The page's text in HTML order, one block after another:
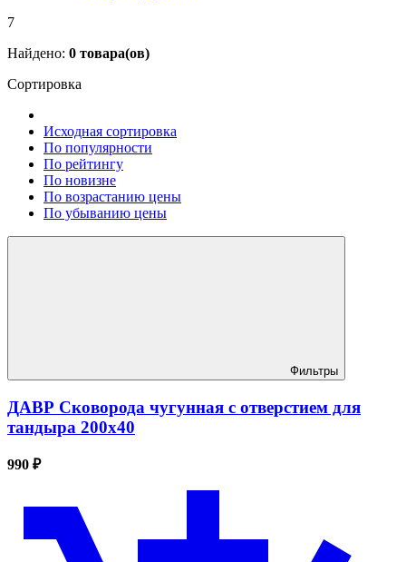
7
Найдено: 0 товара(ов)
Сортировка
Исходная сортировка
По популярности
По рейтингу
По новизне
По возрастанию цены
По убыванию цены
Фильтры
ДАВР Сковорода чугунная с отверстием для
тандыра 200х40
990 ₽